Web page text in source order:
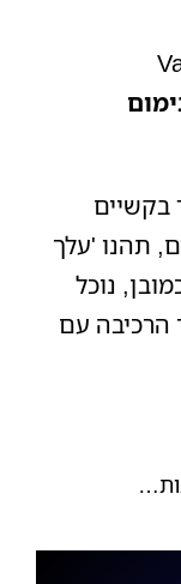
בקשיים
תהנו 'עלך
נוכל
הרכיבה עם